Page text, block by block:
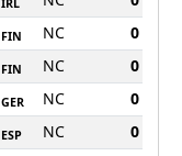
IRL
FIN NC
0
FIN NC
0
GER NC
0
ESP NC
0